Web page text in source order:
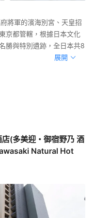
將軍的濱海別宮、天皇招
京都管轄，根據日本文化
勝與特別遺跡，全日本共8
展開
(多美迎・御宿野乃 酒
Natural Hot